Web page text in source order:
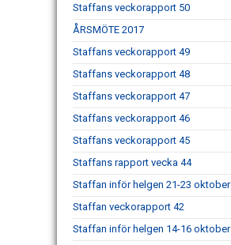
Staffans veckorapport 50
ÅRSMÖTE 2017
Staffans veckorapport 49
Staffans veckorapport 48
Staffans veckorapport 47
Staffans veckorapport 46
Staffans veckorapport 45
Staffans rapport vecka 44
Staffan inför helgen 21-23 oktober
Staffan veckorapport 42
Staffan inför helgen 14-16 oktober